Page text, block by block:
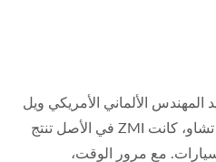
عام 1990 على يد المهندس الألماني الأمريكي ويل
زينجر وزوجته التايوانية سارة تشاو، كانت ZMI في الأصل تنتج
مع مرور الوقت،